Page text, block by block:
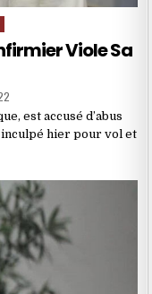
Viole Sa
est accusé d’abus
hier pour vol et